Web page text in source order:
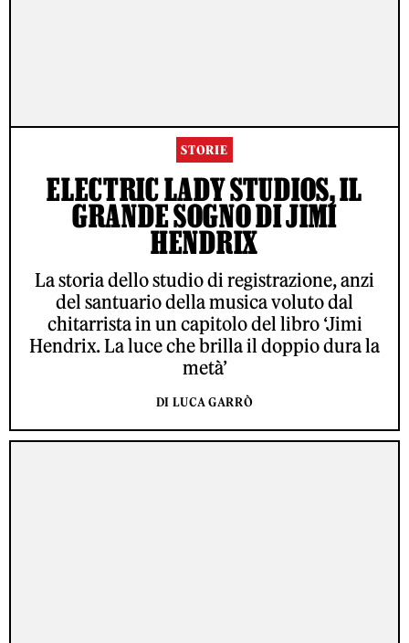
STORIE
ELECTRIC LADY STUDIOS, IL
GRANDE SOGNO DI JIMI
HENDRIX
La storia dello studio di registrazione, anzi
del santuario della musica voluto dal
chitarrista in un capitolo del libro ‘Jimi
Hendrix. La luce che brilla il doppio dura la
metà’
DI LUCA GARRÒ